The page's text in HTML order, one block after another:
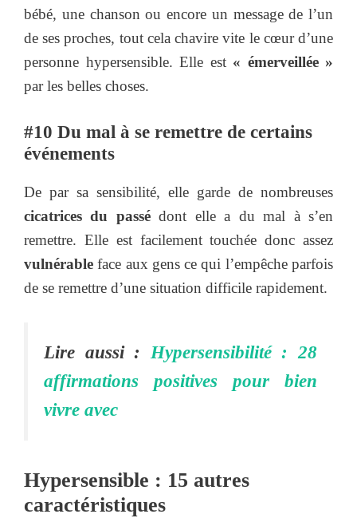
bébé, une chanson ou encore un message de l’un
de ses proches, tout cela chavire vite le cœur d’une
personne hypersensible. Elle est « émerveillée »
par les belles choses.
#10 Du mal à se remettre de certains
événements
De par sa sensibilité, elle garde de nombreuses
cicatrices du passédont elle a du mal à s’en
remettre. Elle est facilement touchée donc assez
vulnérableface aux gens ce qui l’empêche parfois
de se remettre d’une situation difficile rapidement.
Lire aussi : Hypersensibilité : 28
affirmations positives pour bien
vivre avec
Hypersensible : 15 autres
caractéristiques